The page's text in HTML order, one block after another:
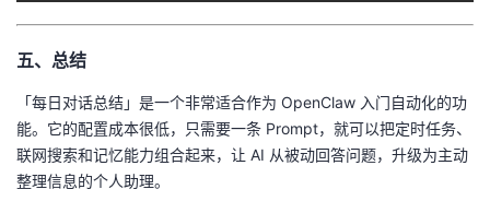
五、总结
「每日对话总结」是一个非常适合作为 OpenClaw 入门自动化的功
能。它的配置成本很低，只需要一条 Prompt，就可以把定时任务、
联网搜索和记忆能力组合起来，让 AI 从被动回答问题，升级为主动
整理信息的个人助理。